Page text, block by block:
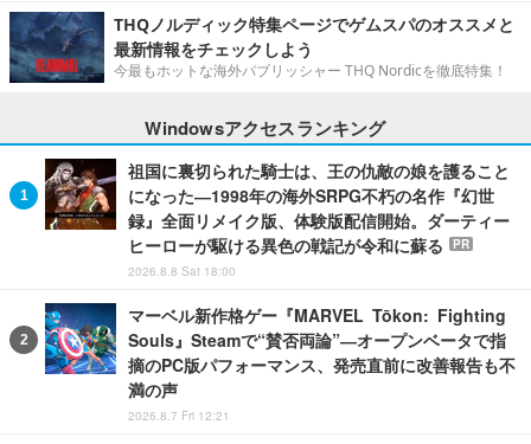
THQノルディック特集ページでゲムスパのオススメと
最新情報をチェックしよう
今最もホットな海外パブリッシャー THQ Nordicを徹底特集！
Windowsアクセスランキング
祖国に裏切られた騎士は、王の仇敵の娘を護ること
になった―1998年の海外SRPG不朽の名作『幻世
録』全面リメイク版、体験版配信開始。ダーティー
ヒーローが駆ける異色の戦記が令和に蘇る
PR
2026.8.8 Sat 18:00
マーベル新作格ゲー『MARVEL Tōkon: Fighting
Souls』Steamで“賛否両論”―オープンベータで指
摘のPC版パフォーマンス、発売直前に改善報告も不
満の声
2026.8.7 Fri 12:21